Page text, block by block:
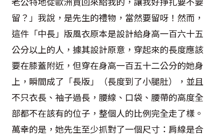
留？」我說，是先生的禮物，當然要留呀！然而，
這件「中長」版風衣原本是設計給身高一百六十五
公分以上的人，據其設計原意，穿起來的長度應該
要在膝蓋附近，但穿在身高一百五十二公分的她身
上，瞬間成了「長版」（長度到了小腿肚），並且
不只衣長、袖子過長，腰線、口袋、腰帶的高度全
部都不在該有的位子，整個人的比例完全走了樣。
萬幸的是，她先生至少抓對了一個尺寸：肩線是合